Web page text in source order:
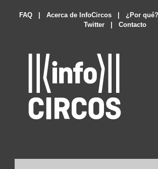
FAQ Acerca de InfoCircos ¿Por qué?
Twitter
Contacto